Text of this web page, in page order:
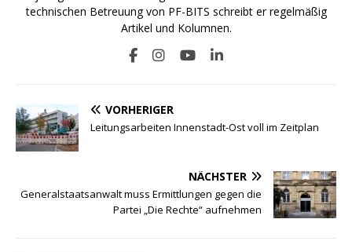
technischen Betreuung von PF-BITS schreibt er regelmäßig
Artikel und Kolumnen.
VORHERIGER
Leitungsarbeiten Innenstadt-Ost voll im Zeitplan
NÄCHSTER
Generalstaatsanwalt muss Ermittlungen gegen die
Partei „Die Rechte“ aufnehmen